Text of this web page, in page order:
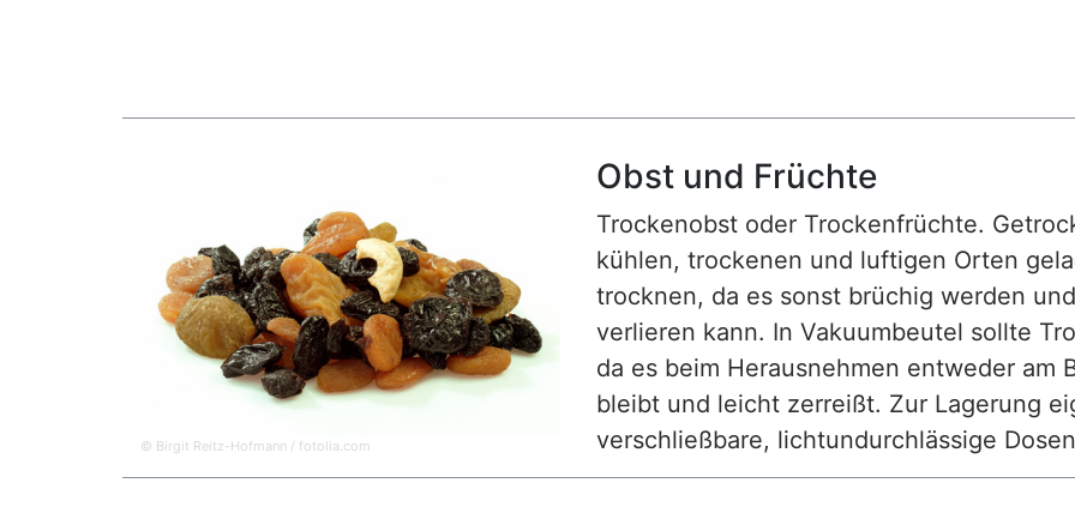
© Birgit Reitz-Hofmann / fotolia.com
Obst und Früchte
Trockenobst oder Trockenfrüchte.
kühlen, trockenen und luftigen Orten
trocknen, da es sonst brüchig werden
verlieren kann. In Vakuumbeutel sollte
da es beim Herausnehmen entweder am
bleibt und leicht zerreißt. Zur Lagerung
verschließbare, lichtundurchlässige